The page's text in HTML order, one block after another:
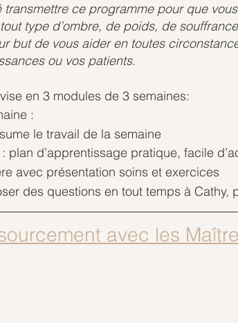
transmettre ce programme pour que
type d’ombre, de poids, de
but de vous aider en toutes
ou vos patients.
en 3 modules de 3 semaines:
:
le travail de la semaine
plan d’apprentissage pratique, facile
avec présentation soins et exercices
des questions en tout temps à Cathy,
avec les